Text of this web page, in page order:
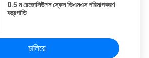
0.5 ম রেজোলিউশন স্কেল ভিএমএস পরিমাপকরণ
যন্ত্রপাতি
চালিয়ে